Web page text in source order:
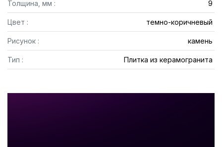
Толщина, мм : 9
Цвет : темно-коричневый
Рисунок : камень
Тип : Плитка из керамогранита